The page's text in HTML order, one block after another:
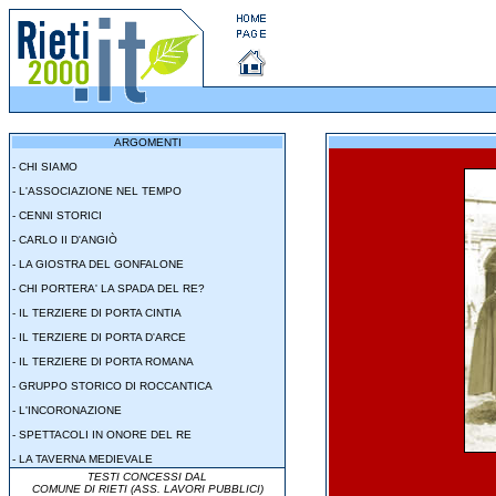
ARGOMENTI
- CHI SIAMO
- L'ASSOCIAZIONE NEL TEMPO
- CENNI STORICI
- CARLO II D'ANGIÒ
- LA GIOSTRA DEL GONFALONE
- CHI PORTERA' LA SPADA DEL RE?
- IL TERZIERE DI PORTA CINTIA
- IL TERZIERE DI PORTA D'ARCE
- IL TERZIERE DI PORTA ROMANA
- GRUPPO STORICO DI ROCCANTICA
- L'INCORONAZIONE
- SPETTACOLI IN ONORE DEL RE
- LA TAVERNA MEDIEVALE
TESTI CONCESSI DAL
COMUNE DI RIETI (ASS. LAVORI PUBBLICI)